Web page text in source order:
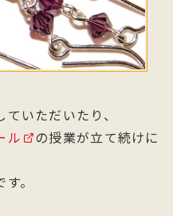
いただいたり、
ル
の授業が立て続けに
。